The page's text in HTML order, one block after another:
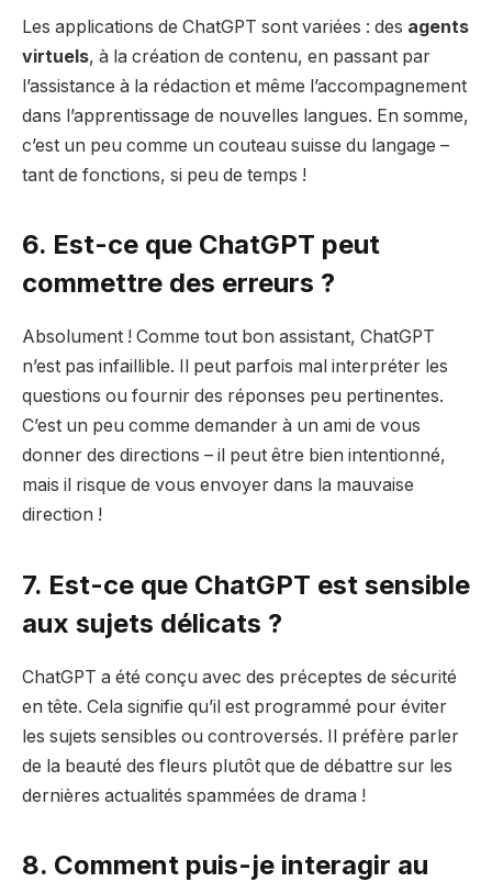
Les applications de ChatGPT sont variées : des agents
virtuels, à la création de contenu, en passant par
l’assistance à la rédaction et même l’accompagnement
dans l’apprentissage de nouvelles langues. En somme,
c’est un peu comme un couteau suisse du langage –
tant de fonctions, si peu de temps !
6. Est-ce que ChatGPT peut
commettre des erreurs ?
Absolument ! Comme tout bon assistant, ChatGPT
n’est pas infaillible. Il peut parfois mal interpréter les
questions ou fournir des réponses peu pertinentes.
C’est un peu comme demander à un ami de vous
donner des directions – il peut être bien intentionné,
mais il risque de vous envoyer dans la mauvaise
direction !
7. Est-ce que ChatGPT est sensible
aux sujets délicats ?
ChatGPT a été conçu avec des préceptes de sécurité
en tête. Cela signifie qu’il est programmé pour éviter
les sujets sensibles ou controversés. Il préfère parler
de la beauté des fleurs plutôt que de débattre sur les
dernières actualités spammées de drama !
8. Comment puis-je interagir au